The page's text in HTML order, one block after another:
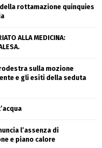
rottamazione quinquies
ALLA MEDICINA:
sulla mozione
e gli esiti della seduta
l’assenza di
e piano calore